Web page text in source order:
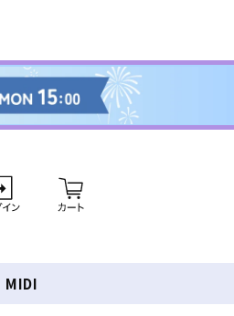
グ
イ
ー
ト
MIDI